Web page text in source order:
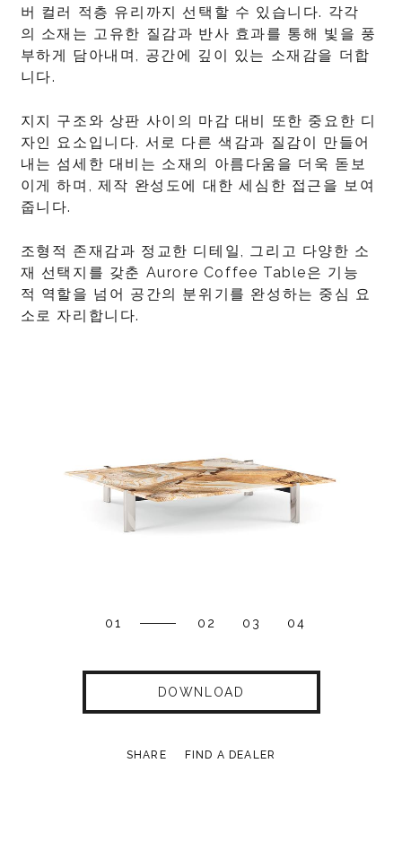
버 컬러 적층 유리까지 선택할 수 있습니다. 각각
의 소재는 고유한 질감과 반사 효과를 통해 빛을 풍
부하게 담아내며, 공간에 깊이 있는 소재감을 더합
니다.
지지 구조와 상판 사이의 마감 대비 또한 중요한 디
자인 요소입니다. 서로 다른 색감과 질감이 만들어
내는 섬세한 대비는 소재의 아름다움을 더욱 돋보
이게 하며, 제작 완성도에 대한 세심한 접근을 보여
줍니다.
조형적 존재감과 정교한 디테일, 그리고 다양한 소
재 선택지를 갖춘 Aurore Coffee Table은 기능
적 역할을 넘어 공간의 분위기를 완성하는 중심 요
소로 자리합니다.
01 02 03 04
DOWNLOAD
SHARE FIND A DEALER